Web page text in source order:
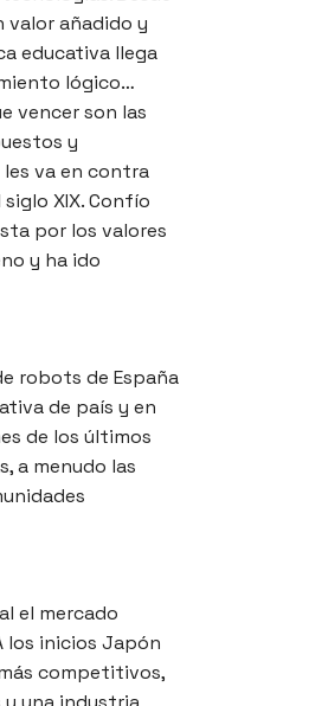
valor añadido y
educativa llega
lógico…
vencer son las
y
va en contra
XIX. Confío
por los valores
y ha ido
robots de España
de país y en
de los últimos
a menudo las
el mercado
los inicios Japón
competitivos,